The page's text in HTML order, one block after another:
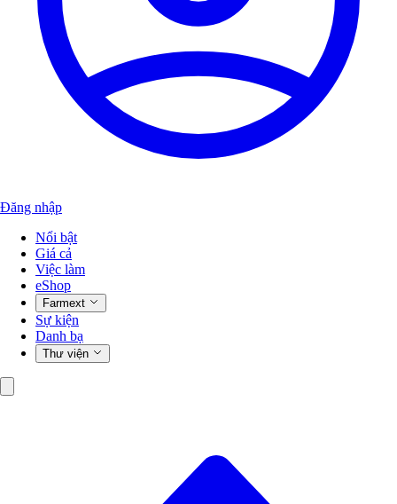
Đăng nhập
Nổi bật
Giá cả
Việc làm
eShop
Farmext
Sự kiện
Danh bạ
Thư viện